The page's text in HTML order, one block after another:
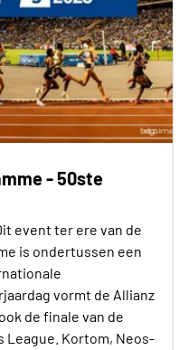
- 50ste
event ter ere van de
is ondertussen een
vormt de Allianz
de finale van de
League. Kortom, Neos-